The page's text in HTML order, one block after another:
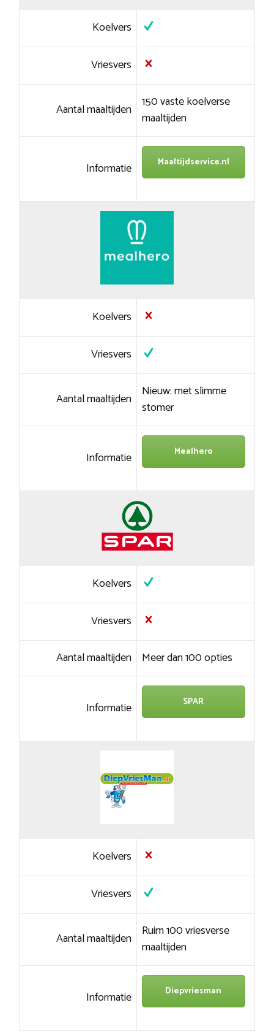
Koelvers
Vriesvers
Aantal maaltijden 150 vaste koelverse
maaltijden
Informatie Maaltijdservice.nl
Koelvers
Vriesvers
Aantal maaltijden Nieuw: met slimme
stomer
Informatie Mealhero
Koelvers
Vriesvers
Aantal maaltijden Meer dan 100 opties
Informatie SPAR
Koelvers
Vriesvers
Aantal maaltijden Ruim 100 vriesverse
maaltijden
Informatie Diepvriesman